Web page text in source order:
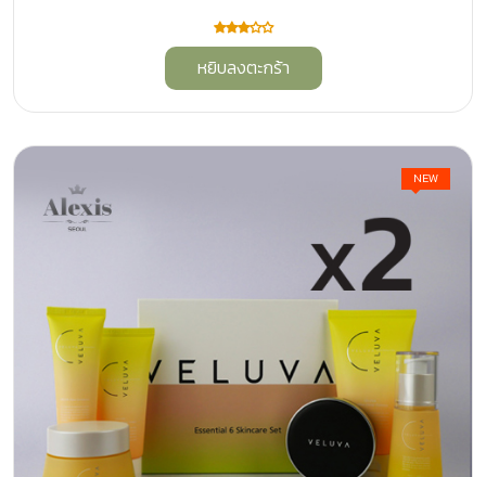
หยิบลงตะกร้า
NEW